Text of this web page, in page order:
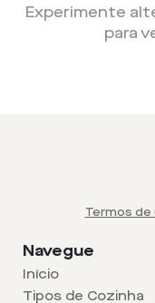
Experimente
para
Termos de
Navegue
Início
Tipos de Cozinha